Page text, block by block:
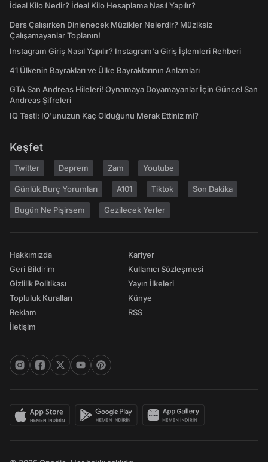
İdeal Kilo Nedir? İdeal Kilo Hesaplama Nasıl Yapılır?
Ders Çalışırken Dinlenecek Müzikler Nelerdir? Müziksiz
Çalışamayanlar Toplanın!
Instagram Giriş Nasıl Yapılır? Instagram'a Giriş İşlemleri Rehberi
41 Ülkenin Bayrakları ve Ülke Bayraklarının Anlamları
GTA San Andreas Hileleri! Oynamaya Doyamayanlar İçin Güncel San
Andreas Şifreleri
IQ Testi: IQ'unuzun Kaç Olduğunu Merak Ettiniz mi?
Keşfet
Twitter Deprem Zam Youtube
Günlük Burç Yorumları A101 Tiktok Son Dakika
Bugün Ne Pişirsem Gezilecek Yerler
Hakkımızda
Geri Bildirim
Gizlilik Politikası
Topluluk Kuralları
Reklam
İletişim
Kariyer
Kullanıcı Sözleşmesi
Yayın İlkeleri
Künye
RSS